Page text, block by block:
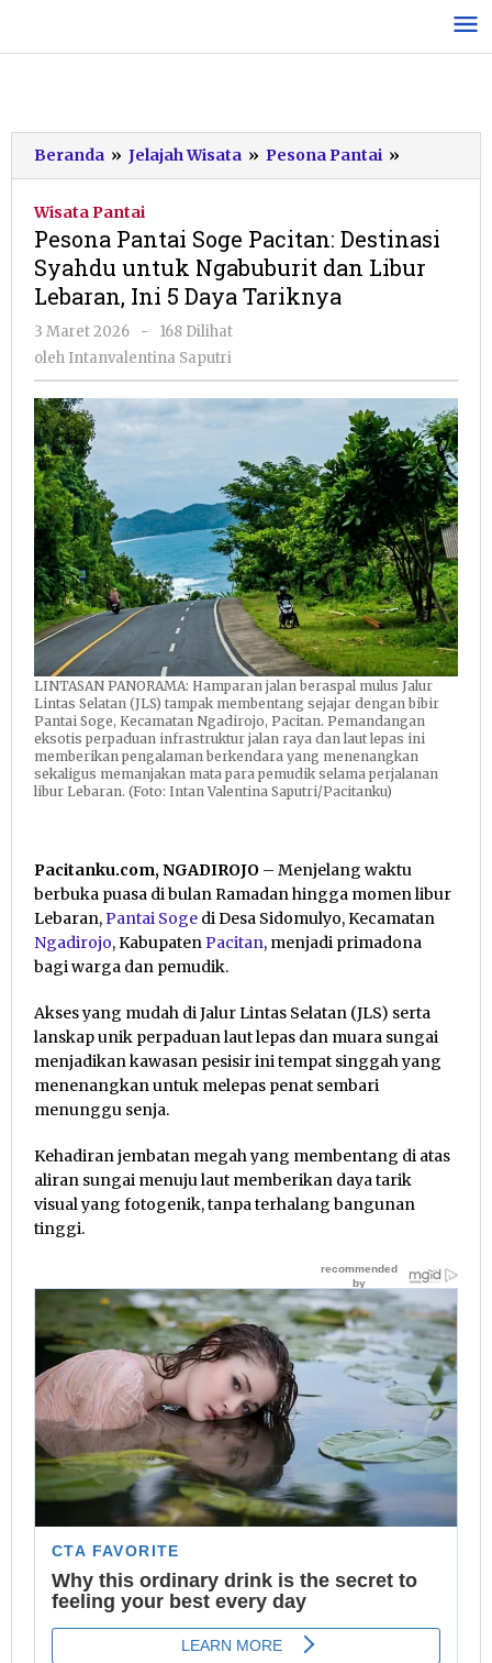
konten
Beranda » Jelajah Wisata » Pesona Pantai »
Pantai
Destinasi
Syahdu
Lebaran,
5
Daya
Tariknya
Wisata Pantai
Pesona Pantai Soge Pacitan: Destinasi
Syahdu untuk Ngabuburit dan Libur
Lebaran, Ini 5 Daya Tariknya
3 Maret 2026
oleh
Intanvalentina
-
168 Dilihat
oleh Intanvalentina Saputri
LINTASAN PANORAMA: Hamparan jalan beraspal mulus Jalur
Lintas Selatan (JLS) tampak membentang sejajar dengan bibir
Pantai Soge, Kecamatan Ngadirojo, Pacitan. Pemandangan
eksotis perpaduan infrastruktur jalan raya dan laut lepas ini
memberikan pengalaman berkendara yang menenangkan
sekaligus memanjakan mata para pemudik selama perjalanan
libur Lebaran. (Foto: Intan Valentina Saputri/Pacitanku)
Pacitanku.com, NGADIROJO – Menjelang waktu
berbuka puasa di bulan Ramadan hingga momen libur
Lebaran,Pantai Soge di Desa Sidomulyo, Kecamatan
Ngadirojo, KabupatenPacitan, menjadi primadona
bagi warga dan pemudik.
Akses yang mudah di Jalur Lintas Selatan (JLS) serta
lanskap unik perpaduan laut lepas dan muara sungai
menjadikan kawasan pesisir ini tempat singgah yang
menenangkan untuk melepas penat sembari
menunggu senja.
Kehadiran jembatan megah yang membentang di atas
aliran sungai menuju laut memberikan daya tarik
visual yang fotogenik, tanpa terhalang bangunan
tinggi.